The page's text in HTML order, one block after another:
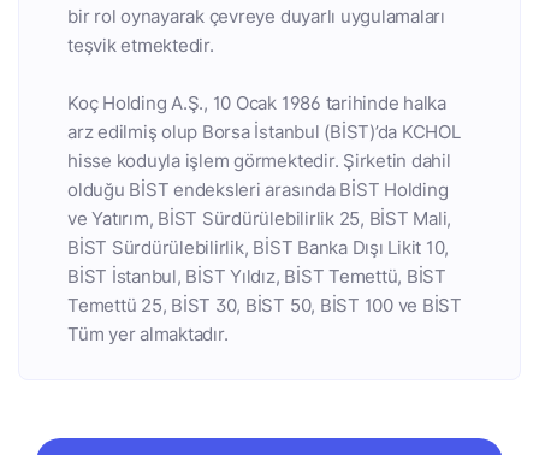
bir rol oynayarak çevreye duyarlı uygulamaları
teşvik etmektedir.
Koç Holding A.Ş., 10 Ocak 1986 tarihinde halka
arz edilmiş olup Borsa İstanbul (BİST)’da KCHOL
hisse koduyla işlem görmektedir. Şirketin dahil
olduğu BİST endeksleri arasında BİST Holding
ve Yatırım, BİST Sürdürülebilirlik 25, BİST Mali,
BİST Sürdürülebilirlik, BİST Banka Dışı Likit 10,
BİST İstanbul, BİST Yıldız, BİST Temettü, BİST
Temettü 25, BİST 30, BİST 50, BİST 100 ve BİST
Tüm yer almaktadır.